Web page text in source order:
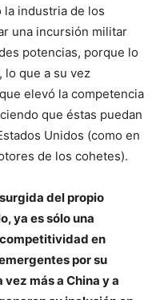
la industria de los
una incursión militar
potencias, porque lo
lo que a su vez
elevó la competencia
que éstas puedan
Unidos (como en
de los cohetes).
del propio
ya es sólo una
en
por su
más a China y a